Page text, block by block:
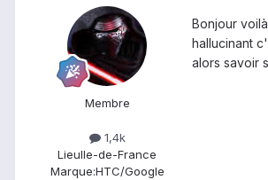
Membre
1,4k
LieuIle-de-France
Marque:HTC/Google
Bonjour
hallucinant
alors savoir